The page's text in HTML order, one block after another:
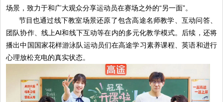
场景，致力于和广大观众分享运动员在赛场之外的“另一面”。
节目也通过线下教室场景还原了包含高途名师教学、互动问答、
团队协作、线上AI和线下互动等在内的多元化教学模式。后续，还将
播出中国国家花样游泳队运动员们在高途学习素养课程、英语和进行
心理放松充电的真实状态。